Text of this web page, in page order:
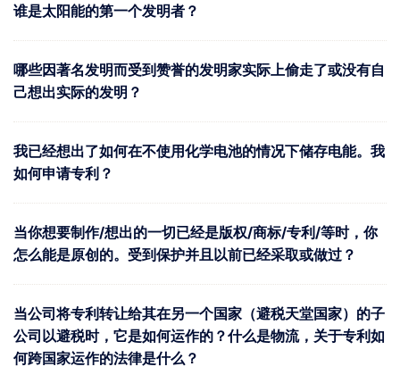
谁是太阳能的第一个发明者？
哪些因著名发明而受到赞誉的发明家实际上偷走了或没有自
己想出实际的发明？
我已经想出了如何在不使用化学电池的情况下储存电能。我
如何申请专利？
当你想要制作/想出的一切已经是版权/商标/专利/等时，你
怎么能是原创的。受到保护并且以前已经采取或做过？
当公司将专利转让给其在另一个国家（避税天堂国家）的子
公司以避税时，它是如何运作的？什么是物流，关于专利如
何跨国家运作的法律是什么？